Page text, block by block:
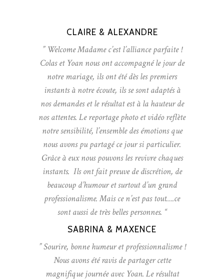
CLAIRE & ALEXANDRE
” Welcome Madame c’est l’alliance parfaite !
Colas et Yoan nous ont accompagné le jour de
notre mariage, ils ont été dès les premiers
instants à notre écoute, ils se sont adaptés à
nos demandes et le résultat est à la hauteur de
nos attentes. Le reportage photo et vidéo reflète
notre sensibilité, l’ensemble des émotions que
nous avons pu partagé ce jour si particulier.
Grâce à eux nous pouvons les revivre chaques
instants. Ils ont fait preuve de discrétion, de
beaucoup d’humour et surtout d’un grand
professionalisme. Mais ce n’est pas tout….ce
sont aussi de très belles personnes. “
SABRINA & MAXENCE
” Sourire, bonne humeur et professionnalisme !
Nous avons été ravis de partager cette
magnifique journée avec Yoan. Le résultat